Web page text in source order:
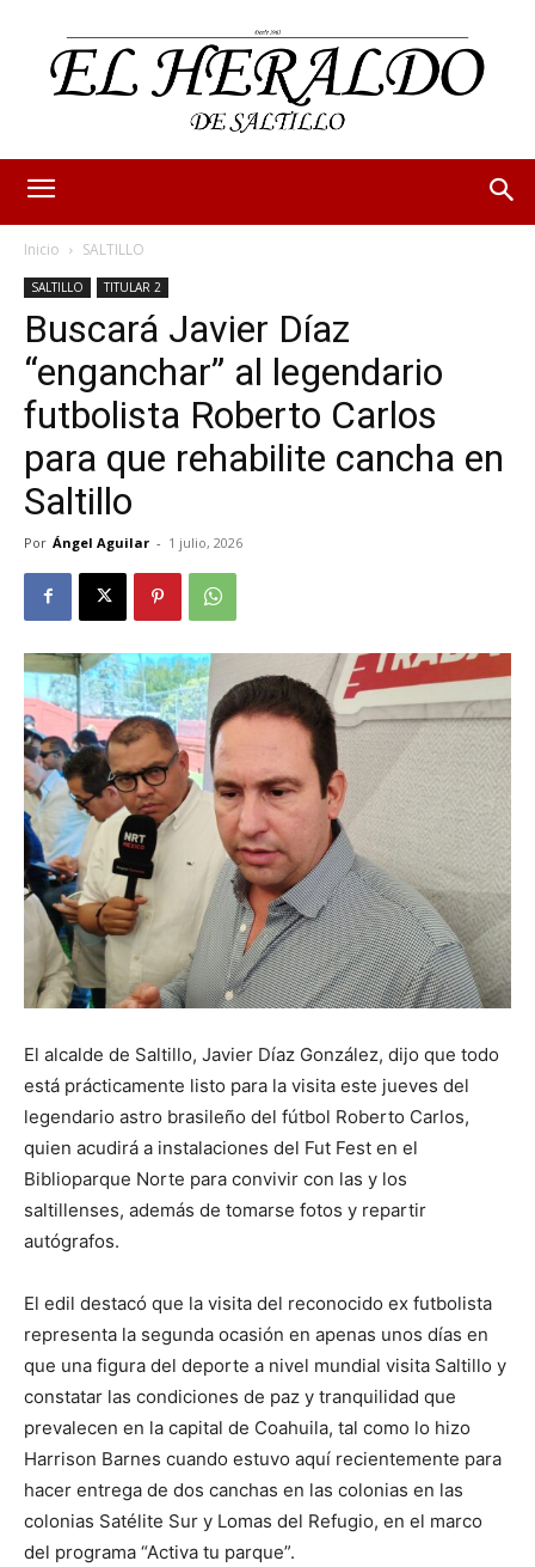
Inicio SALTILLO
SALTILLO TITULAR 2
Buscará Javier Díaz
“enganchar” al legendario
futbolista Roberto Carlos
para que rehabilite cancha en
Saltillo
Por Ángel Aguilar - 1 julio, 2026
El alcalde de Saltillo, Javier Díaz González, dijo que todo
está prácticamente listo para la visita este jueves del
legendario astro brasileño del fútbol Roberto Carlos,
quien acudirá a instalaciones del Fut Fest en el
Biblioparque Norte para convivir con las y los
saltillenses, además de tomarse fotos y repartir
autógrafos.
El edil destacó que la visita del reconocido ex futbolista
representa la segunda ocasión en apenas unos días en
que una figura del deporte a nivel mundial visita Saltillo y
constatar las condiciones de paz y tranquilidad que
prevalecen en la capital de Coahuila, tal como lo hizo
Harrison Barnes cuando estuvo aquí recientemente para
hacer entrega de dos canchas en las colonias en las
colonias Satélite Sur y Lomas del Refugio, en el marco
del programa “Activa tu parque”.